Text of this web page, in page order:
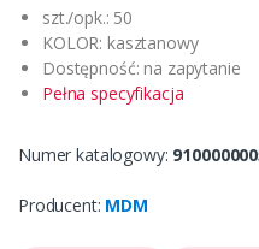
szt./opk.: 50
KOLOR: kasztanowy
Dostępność: na zapytanie
Pełna specyfikacja
Numer katalogowy:
Producent: MDM